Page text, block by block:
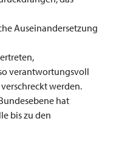
Auseinandersetzung
verantwortungsvoll
werden.
hat
bis zu den